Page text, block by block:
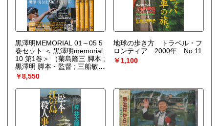
黒澤明MEMORIAL 01～05 5
巻セット ＜ 黒澤明memorial
10 第1巻＞
（菊島隆三 脚本 ;
黒澤明 脚本・監督 ; 三船敏
郎, 中代達矢 ほか出演）
￥8,550
地球の歩き方 トラベル・フ
ロンティア 2000年 No.11
￥1,100